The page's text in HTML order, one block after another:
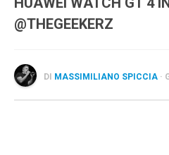
TV & Cinema
Videogame
Chi siamo
Contattaci
@THEGEEKERZ
DI MASSIMILIANO SPICCIA ·